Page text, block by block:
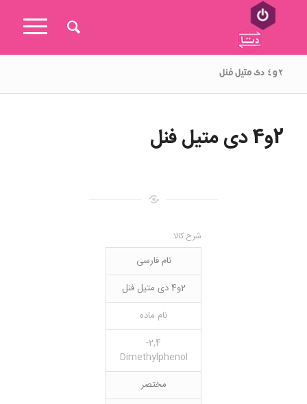
۲و۴ دی متیل فنل
2و4 دی متیل فنل
شرح کالا
نام فارسی
2و4 دی متیل فنل
نام ماده
2,4-
Dimethylphenol
مختصر